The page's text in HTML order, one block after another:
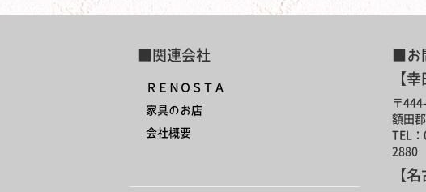
■関連会社
ＲＥＮＯＳＴＡ
家具のお店
会社概要
■お
【
〒
額田
TEL
2880
【